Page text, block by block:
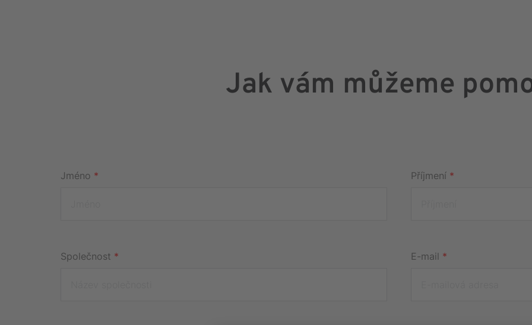
Jak vám můžeme
Jméno *
Společnost *
Příjmení *
E-mail *